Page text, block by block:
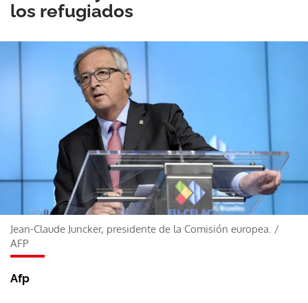
los refugiados
Jean-Claude Juncker, presidente de la Comisión europea. /
AFP
Afp